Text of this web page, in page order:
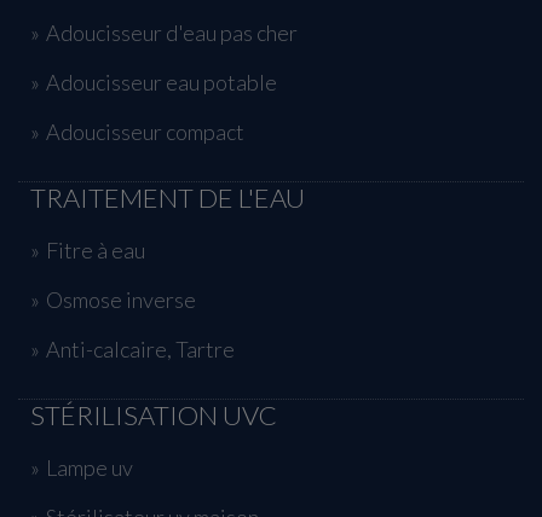
Adoucisseur d'eau pas cher
Adoucisseur eau potable
Adoucisseur compact
TRAITEMENT DE L'EAU
Fitre à eau
Osmose inverse
Anti-calcaire, Tartre
STÉRILISATION UVC
Lampe uv